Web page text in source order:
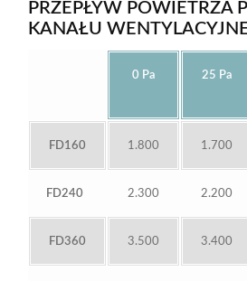
PRZEPŁYW POWIETRZA
KANAŁU
0 Pa 25 Pa
FD160 1.800 1.700
FD240 2.300 2.200
FD360 3.500 3.400